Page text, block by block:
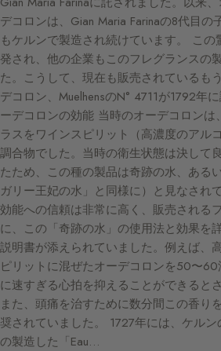
デコロンは、Gian Maria Farinaの8代目の
もケルンで製造され続けています。 こ
発され、他の企業もこのフレグランスの
た。こうして、現在も販売されているも
デコロン、MuelhensのN° 4711が1792年
ーデコロンの効能 当時のオーデコロンは
ラスをワインスピリット（高濃度のアル
調合物でした。当時の衛生状態は決して
たため、この種の製品は奇跡の水、ある
ガリー王妃の水」と同様に）と見なされ
効能への信頼は非常に高く、販売される
に、この「奇跡の水」の使用法と効果を
説明書が添えられていました。例えば、
ピリットに混ぜたオーデコロンを50〜
に速すぎる心拍を抑えることができると
また、頭痛を治すために数分間この香り
奨されていました。 1727年には、ケルン
の製造した「Eau…